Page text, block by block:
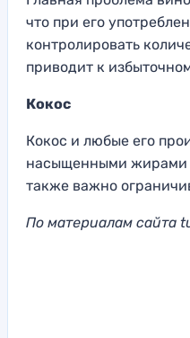
что при его
контролировать
приводит к
Кокос
Кокос и любые его
насыщенными жирами
также важно
По материалам сайта